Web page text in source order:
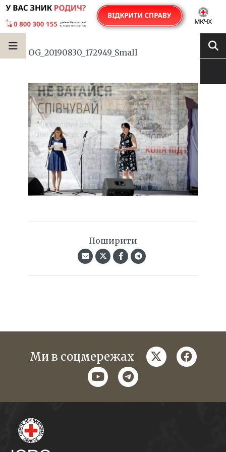
OG_20190830_172949_Small
Поширити
Ми в соцмережах twitter
youtubetelegram